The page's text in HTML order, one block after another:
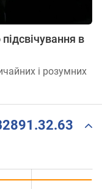
в
і розумних